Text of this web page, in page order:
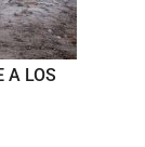
A LOS